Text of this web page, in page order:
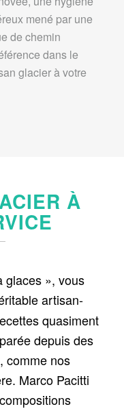
mené par une
de chemin
dans le
glacier à votre
À
glaces », vous
artisan-
quasiment
depuis des
comme nos
Marco Pacitti